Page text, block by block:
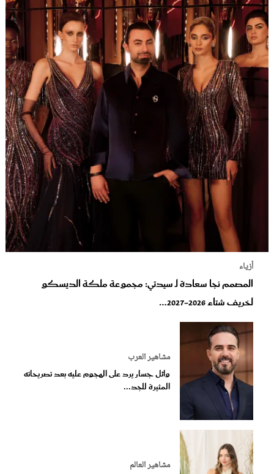
أزياء
المصمم نجا سعادة لـ سيدتي: مجموعة ملكة الديسكو
لخريف شتاء 2026-2027…
مشاهير العرب
وائل جسار يرد على الهجوم عليه بعد تصريحاته
المثيرة للجد...
مشاهير العالم